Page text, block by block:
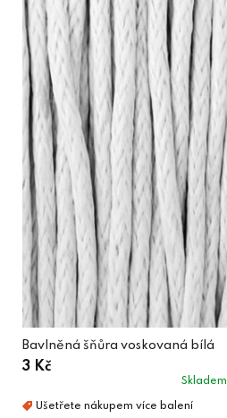
Bavlněná šňůra voskovaná bílá
3 Kč
Skladem